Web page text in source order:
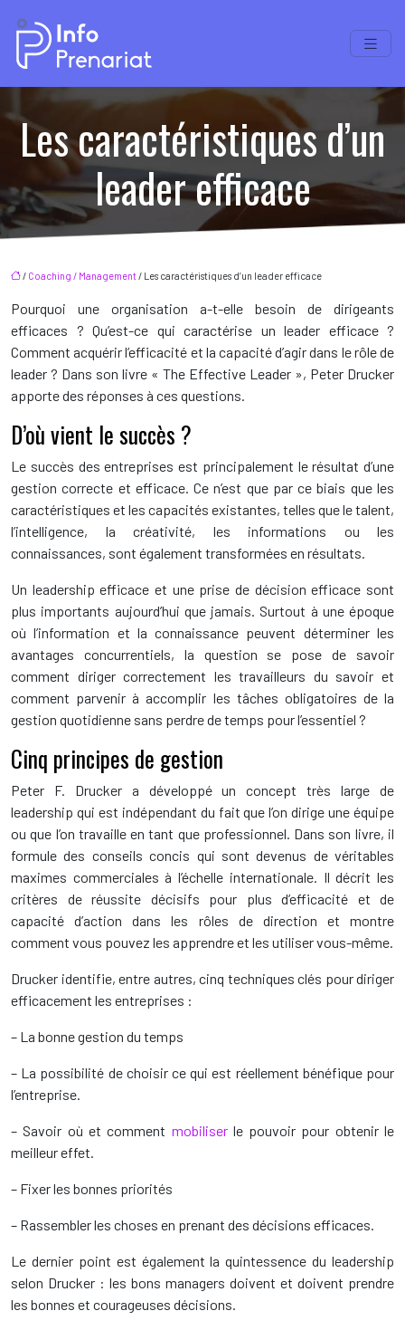
Les caractéristiques d’un
leader efficace
/ Coaching / Management/ Les caractéristiques d’un leader efficace
Pourquoi une organisation a-t-elle besoin de dirigeants
efficaces ? Qu’est-ce qui caractérise un leader efficace ?
Comment acquérir l’efficacité et la capacité d’agir dans le rôle de
leader ? Dans son livre « The Effective Leader », Peter Drucker
apporte des réponses à ces questions.
D’où vient le succès ?
Le succès des entreprises est principalement le résultat d’une
gestion correcte et efficace. Ce n’est que par ce biais que les
caractéristiques et les capacités existantes, telles que le talent,
l’intelligence, la créativité, les informations ou les
connaissances, sont également transformées en résultats.
Un leadership efficace et une prise de décision efficace sont
plus importants aujourd’hui que jamais. Surtout à une époque
où l’information et la connaissance peuvent déterminer les
avantages concurrentiels, la question se pose de savoir
comment diriger correctement les travailleurs du savoir et
comment parvenir à accomplir les tâches obligatoires de la
gestion quotidienne sans perdre de temps pour l’essentiel ?
Cinq principes de gestion
Peter F. Drucker a développé un concept très large de
leadership qui est indépendant du fait que l’on dirige une équipe
ou que l’on travaille en tant que professionnel. Dans son livre, il
formule des conseils concis qui sont devenus de véritables
maximes commerciales à l’échelle internationale. Il décrit les
critères de réussite décisifs pour plus d’efficacité et de
capacité d’action dans les rôles de direction et montre
comment vous pouvez les apprendre et les utiliser vous-même.
Drucker identifie, entre autres, cinq techniques clés pour diriger
efficacement les entreprises :
– La bonne gestion du temps
– La possibilité de choisir ce qui est réellement bénéfique pour
l’entreprise.
– Savoir où et comment mobiliser le pouvoir pour obtenir le
meilleur effet.
– Fixer les bonnes priorités
– Rassembler les choses en prenant des décisions efficaces.
Le dernier point est également la quintessence du leadership
selon Drucker : les bons managers doivent et doivent prendre
les bonnes et courageuses décisions.